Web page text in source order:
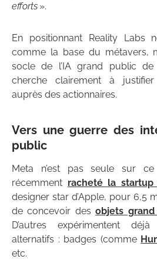
efforts ».
En positionnant Reality Labs
comme la base du métavers,
socle de l’IA grand public de
cherche clairement à justifier
auprès des actionnaires.
Vers une guerre des
public
Meta n’est pas seule sur
récemment racheté la
designer star d’Apple, pour 6,5
de concevoir desobjets
D’autres expérimentent
alternatifs : badges (comme
etc.